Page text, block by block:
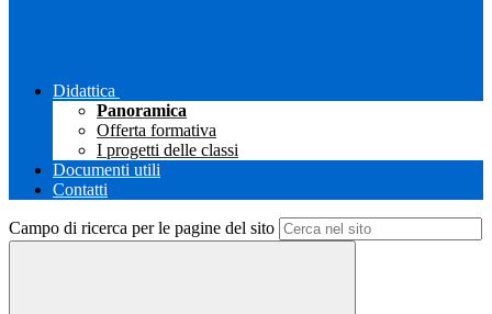
Didattica
Panoramica
Offerta formativa
I progetti delle classi
Documenti utili
Contatti
Campo di ricerca per le pagine del sito